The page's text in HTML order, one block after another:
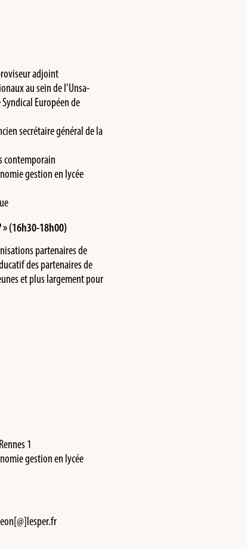
adjoint
au sein de l’Unsa-
Européen de
secrétaire général de la
contemporain
gestion en lycée
» (16h30-18h00)
partenaires de
des partenaires de
et plus largement pour
1
gestion en lycée